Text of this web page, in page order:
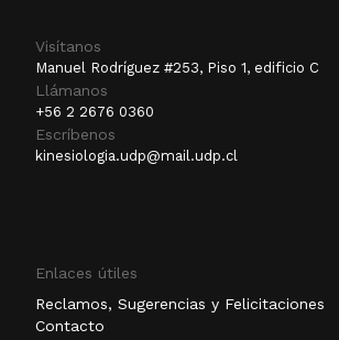
Visítanos
Manuel Rodríguez #253, Piso 1, edificio C
Llámanos
+56 2 2676 0360
Escríbenos
kinesiologia.udp@mail.udp.cl
Enlaces útiles
Reclamos, Sugerencias y Felicitaciones
Contacto